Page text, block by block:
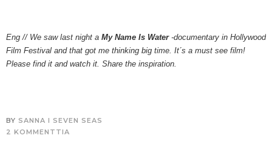
Eng // We saw last night a My Name Is Water-documentary in Hollywood
Film Festival and that got me thinking big time. It´s a must see film!
Please find it and watch it. Share the inspiration.
BY SANNA I SEVEN SEAS
2 KOMMENTTIA